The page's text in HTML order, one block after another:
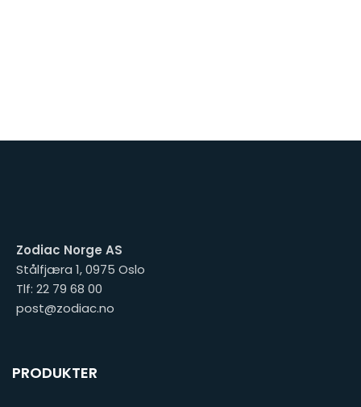
Zodiac Norge AS
Stålfjæra 1, 0975 Oslo
Tlf: 22 79 68 00
post@zodiac.no
PRODUKTER